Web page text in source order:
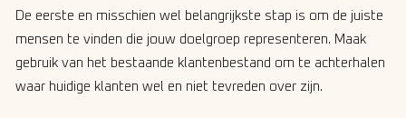
De eerste en misschien wel belangrijkste stap is om de juiste
mensen te vinden die jouw doelgroep representeren. Maak
gebruik van het bestaande klantenbestand om te achterhalen
waar huidige klanten wel en niet tevreden over zijn.